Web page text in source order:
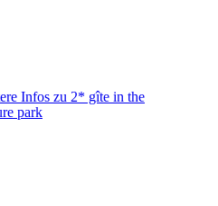
Infos zu 2* gîte in the
park